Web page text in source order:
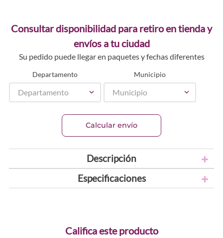
Consultar disponibilidad para retiro en tienda y
envíos a tu ciudad
Su pedido puede llegar en paquetes y fechas diferentes
Departamento
Departamento
Municipio
Municipio
Calcular envío
Descripción
Especificaciones
Califica este producto